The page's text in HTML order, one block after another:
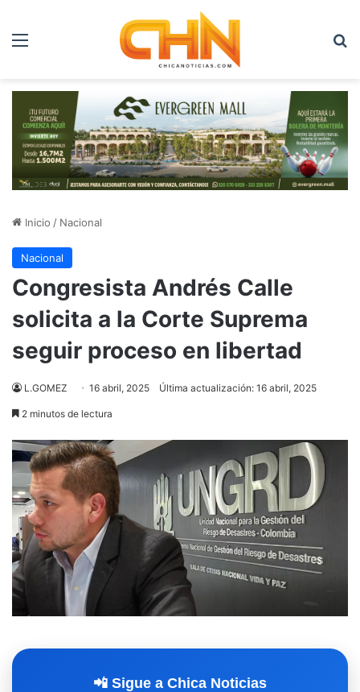
Menú
Inicio / Nacional
Nacional
Congresista Andrés Calle
solicita a la Corte Suprema
seguir proceso en libertad
L.GOMEZ 16 abril, 2025 Última actualización: 16 abril, 2025
2 minutos de lectura
📲 Sigue a Chica Noticias